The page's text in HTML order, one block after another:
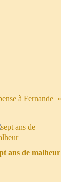
à Fernande
ans de malheur